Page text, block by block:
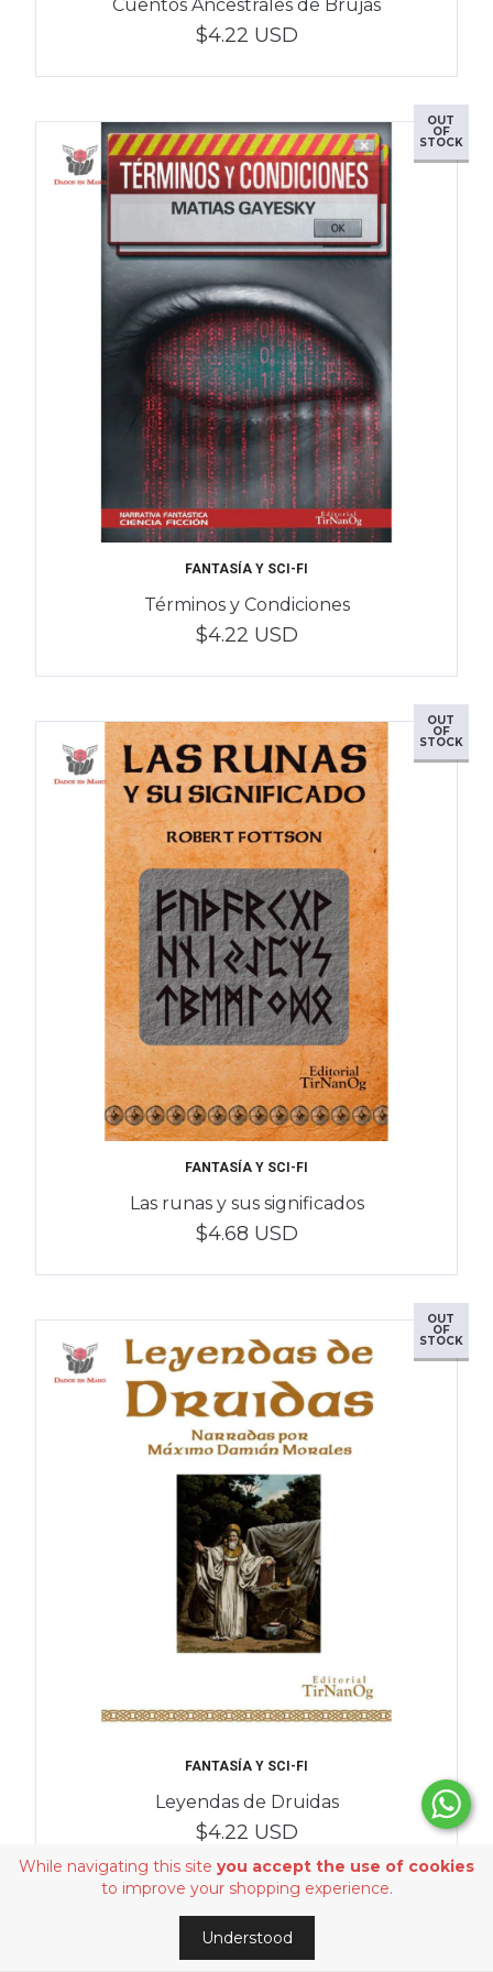
While navigating this site you accept the use of cookies
to improve your shopping experience.
Understood
Cuentos Ancestrales de Brujas
$4.22 USD
OUT
OF
STOCK
FANTASÍA Y SCI-FI
Términos y Condiciones
$4.22 USD
OUT
OF
STOCK
FANTASÍA Y SCI-FI
Las runas y sus significados
$4.68 USD
OUT
OF
STOCK
FANTASÍA Y SCI-FI
Leyendas de Druidas
$4.22 USD